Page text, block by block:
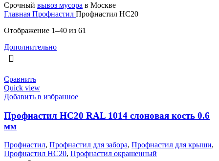
Срочный вывоз мусора в Москве
Главная Профнастил Профнастил НС20
Отображение 1–40 из 61
Дополнительно
Сравнить
Quick view
Добавить в избранное
Профнастил НС20 RAL 1014 слоновая кость 0.6
мм
Профнастил, Профнастил для забора, Профнастил для крыши,
Профнастил НС20, Профнастил окрашенный